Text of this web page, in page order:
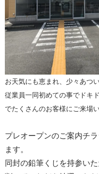
お天気にも恵まれ、少々あつ
従業員一同初めての事でドキ
でたくさんのお客様にご来場
プレオープンのご案内チ
ます。
同封の鉛筆くじを持参い